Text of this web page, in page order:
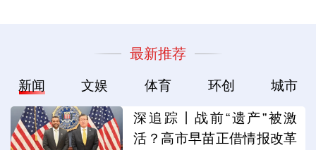
最新推荐
新闻 文娱 体育 环创 城市
深追踪丨战前“遗产”被激
活？高市早苗正借情报改革